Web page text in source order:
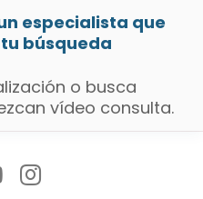
especialista que
búsqueda
o busca
vídeo consulta.